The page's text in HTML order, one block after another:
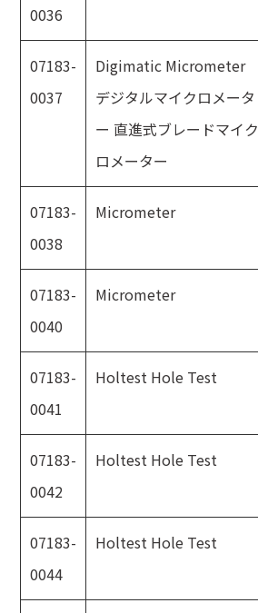
0036
07183-
0037
Digimatic Micrometer
デジタルマイクロメータ
ー 直進式ブレードマイク
ロメーター
07183-
0038
Micrometer
07183-
0040
Micrometer
07183-
0041
Holtest Hole Test
07183-
0042
Holtest Hole Test
07183-
0044
Holtest Hole Test